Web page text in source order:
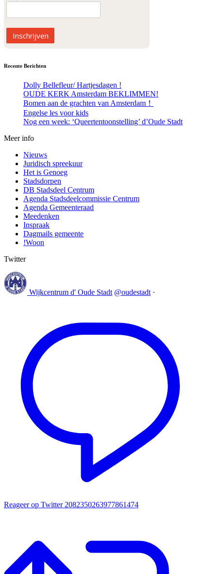
Inschrijven
Recente Berichten
Dolly Bellefleur/ Hartjesdagen !
OUDE KERK Amsterdam BEKLIMMEN!
Bomen aan de grachten van Amsterdam！
Engelse les voor kids
Nog een week: ‘Queertentoonstelling’ d’Oude Stadt
Meer info
Nieuws
Juridisch spreekuur
Het is Genoeg
Stadsdorpen
DB Stadsdeel Centrum
Agenda Stadsdeelcommissie Centrum
Agenda Gemeenteraad
Meedenken
Inspraak
Dagmails gemeente
!Woon
Twitter
Wijkcentrum d' Oude Stadt @oudestadt ·
Reageer op Twitter 2082350263977861474